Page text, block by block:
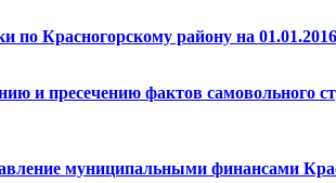
по Красногорскому району на
и пресечению фактов самовольного
муниципальными финансами